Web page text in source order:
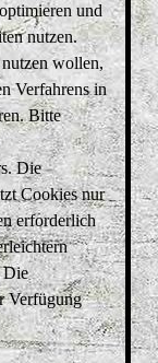
und
nutzen.
wollen,
Verfahrens in
Bitte
Die
Cookies nur
erforderlich
Die
Verfügung